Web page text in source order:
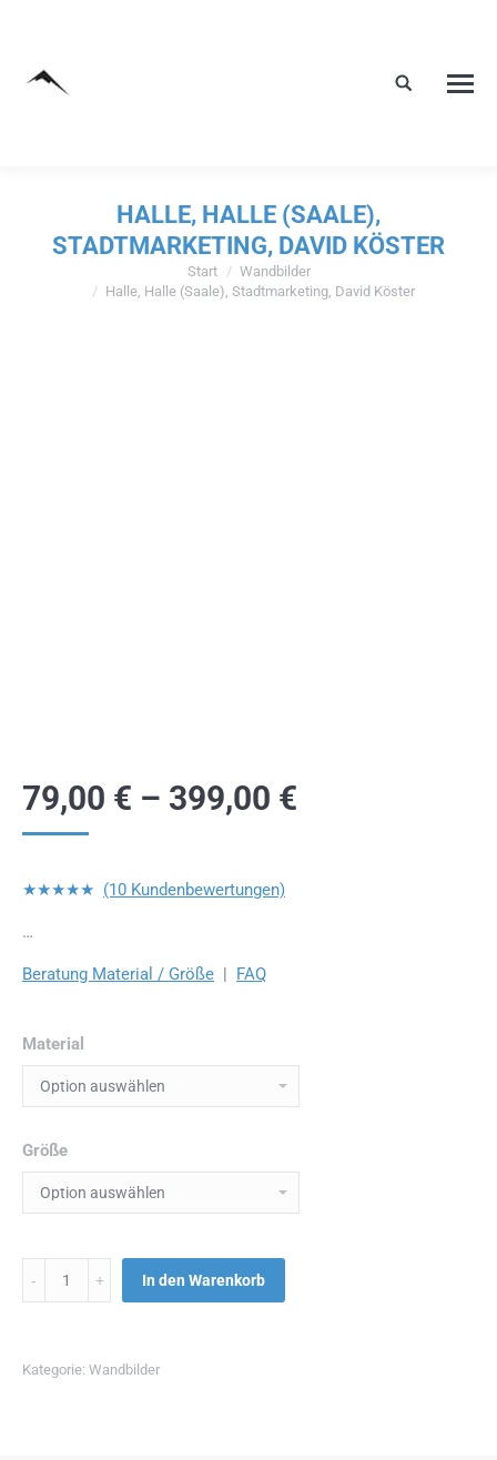
HALLE, HALLE (SAALE),
STADTMARKETING, DAVID KÖSTER
Start
Wandbilder
Halle, Halle (Saale), Stadtmarketing, David Köster
79,00 € – 399,00 €
★★★★★ (10 Kundenbewertungen)
…
Beratung Material / Größe | FAQ
Material
Größe
Menge In den Warenkorb
Kategorie: Wandbilder